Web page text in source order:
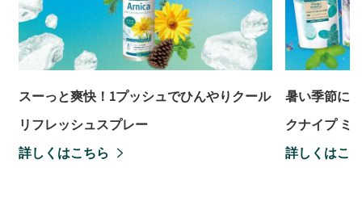
スーっと爽快！1プッシュでひんやりクール
リフレッシュスプレー
詳しくはこちら
暑い季節に
クナイプ ミ
詳しくはこ